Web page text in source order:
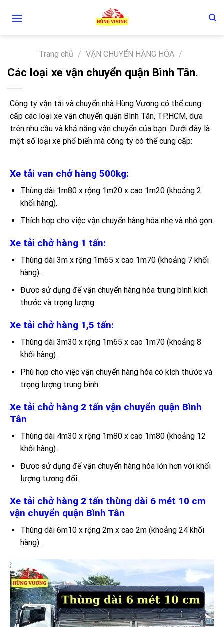
Trang chủ / VẬN CHUYỂN HÀNG HÓA /
Các loại xe vận chuyển quận Bình Tân.
Công ty vận tải và chuyển nhà Hùng Vương có thể cung
cấp các loại xe vận chuyển quận Bình Tân, TP.HCM, dựa
trên nhu cầu và khả năng vận chuyển của bạn. Dưới đây là
một số loại xe phổ biến mà công ty có thể cung cấp:
Xe tải van chở hàng 500kg:
Thùng dài 1m80 x rộng 1m20 x cao 1m20 (khoảng 2
khối hàng).
Thích hợp cho việc vận chuyển hàng hóa nhẹ và nhỏ gọn.
Xe tải chở hàng 1 tấn:
Thùng dài 3m x rộng 1m65 x cao 1m70 (khoảng 7 khối
hàng).
Được sử dụng để vận chuyển hàng hóa trung bình kích
thước và trọng lượng.
Xe tải chở hàng 1,5 tấn:
Thùng dài 3m30 x rộng 1m65 x cao 1m70 (khoảng 8
khối hàng).
Phù hợp cho việc vận chuyển hàng hóa có kích thước và
trọng lượng trung bình.
Xe tải chở hàng 2 tấn vận chuyển quận Bình
Tân
Thùng dài 4m30 x rộng 1m80 x cao 1m80 (khoảng 12
khối hàng).
Được sử dụng để vận chuyển hàng hóa lớn hơn với khối
lượng tương đối.
Xe tải chở hàng 2 tấn thùng dài 6 mét 10 cm
vận chuyển quận Bình Tân
Thùng dài 6m10 x rộng 2m x cao 2m (khoảng 24 khối
hàng).